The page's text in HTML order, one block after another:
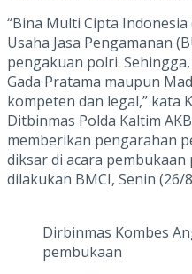
“Bina Multi Cipta
Usaha Jasa Pengamanan
pengakuan polri.
Gada Pratama maupun
kompeten dan legal,” kata
Ditbinmas Polda Kaltim
memberikan pengarahan
diksar di acara
dilakukan BMCI, Senin (26/
Dirbinmas Kombes
pembukaan